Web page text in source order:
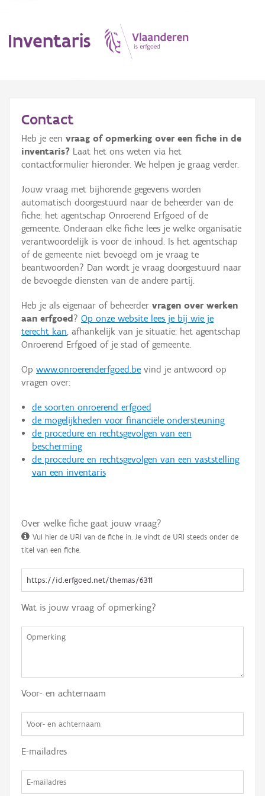
Inventaris
Erfgoedobject
Aanduidingsobject
Waarneming
Thema
Gebeurtenis
Persoon of collectief
Hergebruik
Aanmelden
Contact
Heb je een vraag of opmerking over een fiche in de
inventaris? Laat het ons weten via het
contactformulier hieronder. We helpen je graag verder.
Jouw vraag met bijhorende gegevens worden
automatisch doorgestuurd naar de beheerder van de
fiche: het agentschap Onroerend Erfgoed of de
gemeente. Onderaan elke fiche lees je welke organisatie
verantwoordelijk is voor de inhoud. Is het agentschap
of de gemeente niet bevoegd om je vraag te
beantwoorden? Dan wordt je vraag doorgestuurd naar
de bevoegde diensten van de andere partij.
Heb je als eigenaar of beheerder vragen over werken
aan erfgoed ? Op onze website lees je bij wie je
terecht kan, afhankelijk van je situatie: het agentschap
Onroerend Erfgoed of je stad of gemeente.
Op www.onroerenderfgoed.be vind je antwoord op
vragen over:
de soorten onroerend erfgoed
de mogelijkheden voor financiële ondersteuning
de procedure en rechtsgevolgen van een
bescherming
de procedure en rechtsgevolgen van een vaststelling
van een inventaris
Over welke fiche gaat jouw vraag?
Vul hier de URI van de fiche in. Je vindt de URI steeds onder de
titel van een fiche.
Wat is jouw vraag of opmerking?
Voor- en achternaam
E-mailadres